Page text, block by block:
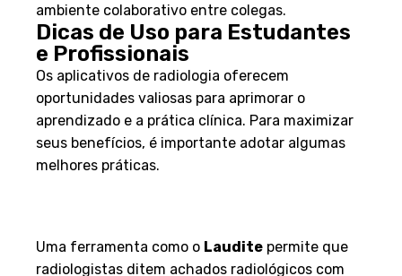
ambiente colaborativo entre colegas.
Dicas de Uso para Estudantes
e Profissionais
Os aplicativos de radiologia oferecem
oportunidades valiosas para aprimorar o
aprendizado e a prática clínica. Para maximizar
seus benefícios, é importante adotar algumas
melhores práticas.
Uma ferramenta como o Laudite permite que
radiologistas ditem achados radiológicos com